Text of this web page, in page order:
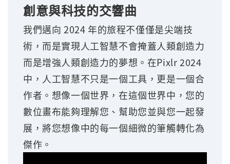
創意與科技的交響曲
我們邁向 2024 年的旅程不僅僅是尖端技
術，而是實現人工智慧不會掩蓋人類創造力
而是增強人類創造力的夢想。在Pixlr 2024
中，人工智慧不只是一個工具，更是一個合
作者。想像一個世界，在這個世界中，您的
數位畫布能夠理解您、幫助您並與您一起發
展，將您想像中的每一個細微的筆觸轉化為
傑作。